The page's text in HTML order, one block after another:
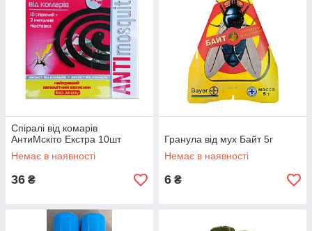
Спіралі від комарів
АнтиМскіто Екстра 10шт
Немає в наявності
36 ₴
Гранула від мух Байт 5г
Немає в наявності
6 ₴